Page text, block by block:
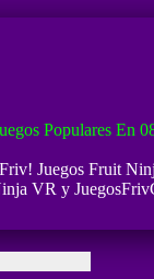
Populares En
Juegos Fruit
VR y